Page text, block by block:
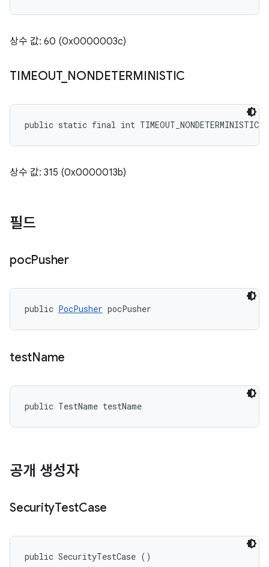
상수 값: 60 (0x0000003c)
TIMEOUT_ NONDETERMINISTIC
public static final int TIMEOUT_NONDETERMINISTIC
상수 값: 315 (0x0000013b)
필드
pocPusher
public PocPusher pocPusher
testName
public TestName testName
공개 생성자
SecurityTestCase
public SecurityTestCase ()